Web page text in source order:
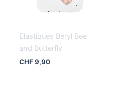
Elastiques Beryl Bee
and Butterfly
CHF9,90